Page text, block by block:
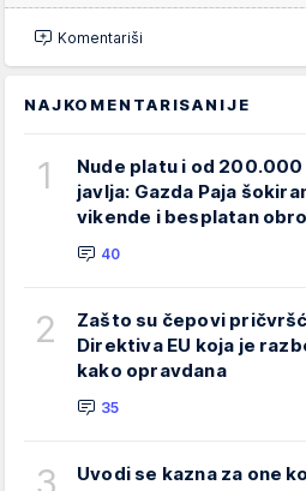
Komentariši
NAJKOMENTARISANIJE
1
Nude platu i od 200.000
javlja: Gazda Paja
vikende i besplatan
40
2
Zašto su čepovi
Direktiva EU koja je
kako opravdana
35
Uvodi se kazna za one